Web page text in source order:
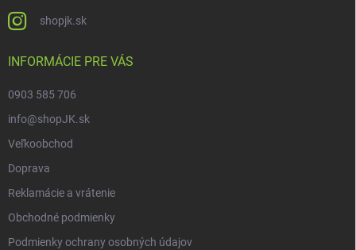
shopjk.sk
INFORMÁCIE PRE VÁS
0903 585 706
info@shopJK.sk
Veľkoobchod
Doprava
Reklamácie a vrátenie
Obchodné podmienky
Podmienky ochrany osobných údajov